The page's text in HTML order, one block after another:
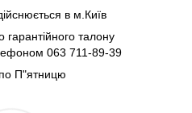
в м.Київ
гарантійного талону
063 711-89-39
П"ятницю